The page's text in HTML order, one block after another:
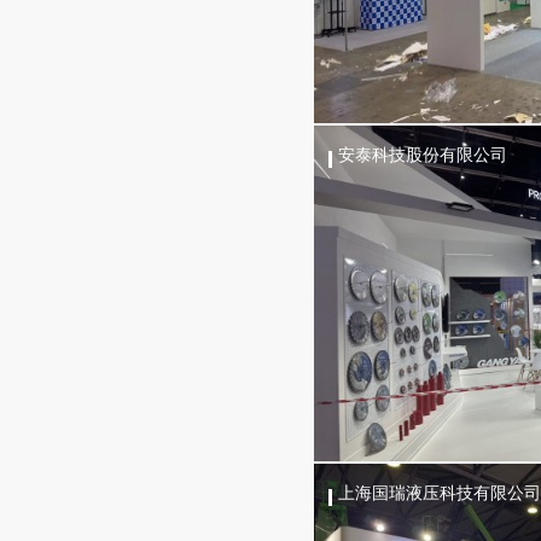
安泰科技股份有限公司
上海国瑞液压科技有限公司